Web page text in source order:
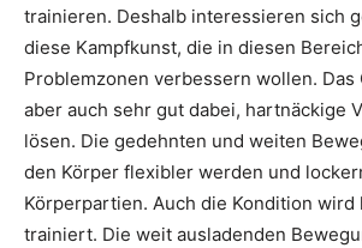
trainieren. Deshalb interessieren sich
diese Kampfkunst, die in diesen
Problemzonen verbessern wollen. Das
aber auch sehr gut dabei, hartnäckige
lösen. Die gedehnten und weiten
den Körper flexibler werden und
Körperpartien. Auch die Kondition
trainiert. Die weit ausladenden